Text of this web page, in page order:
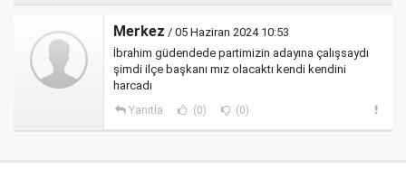
Merkez / 05 Haziran 2024 10:53
İbrahim güdendede partimizin adayına çalışsaydı
şimdi ilçe başkanı mız olacaktı kendi kendini
harcadı
Yanıtla (0) (0)